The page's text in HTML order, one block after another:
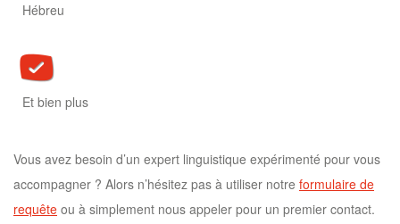
Hébreu
Et bien plus
Vous avez besoin d’un expert linguistique expérimenté pour vous
accompagner ? Alors n’hésitez pas à utiliser notre formulaire de
requête ou à simplement nous appeler pour un premier contact.